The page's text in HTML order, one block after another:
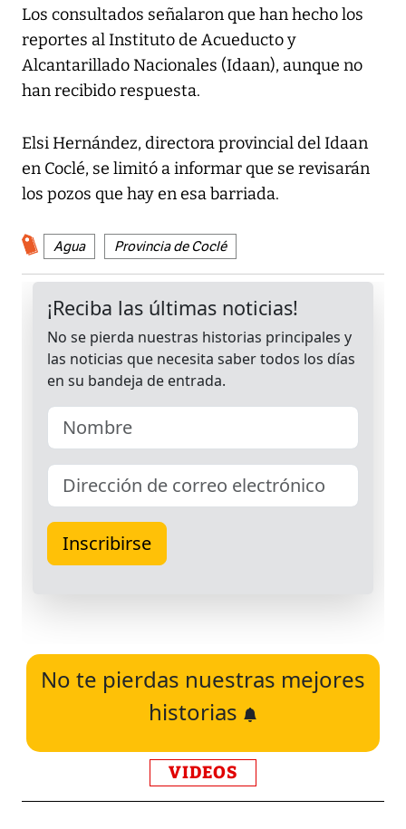
Los consultados señalaron que han hecho los
reportes al Instituto de Acueducto y
Alcantarillado Nacionales (Idaan), aunque no
han recibido respuesta.
Elsi Hernández, directora provincial del Idaan
en Coclé, se limitó a informar que se revisarán
los pozos que hay en esa barriada.
Agua Provincia de Coclé
No te pierdas nuestras mejores
historias
VIDEOS